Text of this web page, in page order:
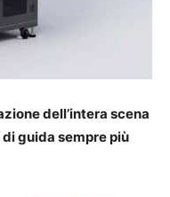
dell’intera scena
guida sempre più